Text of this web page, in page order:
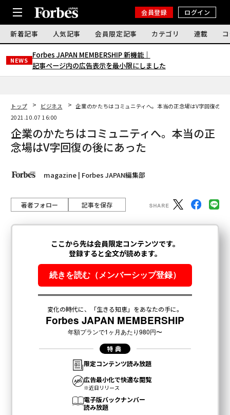
会員登録 ログイン
新着記事 人気記事 会員限定記事 カテゴリ 連載
NEWS
Forbes JAPAN MEMBERSHIP 新機能｜
記事ページ内の広告表示を最小限にしました
トップ ビジネス
企業のかたちはコミュニティへ。本当の正念場はV字回復の後
2021.10.07 16:00
企業のかたちはコミュニティへ。本当の正
念場はV字回復の後にあった
magazine | Forbes JAPAN編集部
著者フォロー 記事を保存